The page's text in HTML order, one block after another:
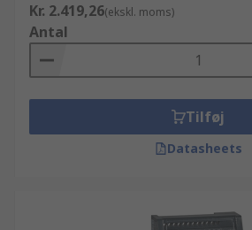
Kr. 2.419,26(ekskl. moms)
Antal
Tilføj
Datasheets